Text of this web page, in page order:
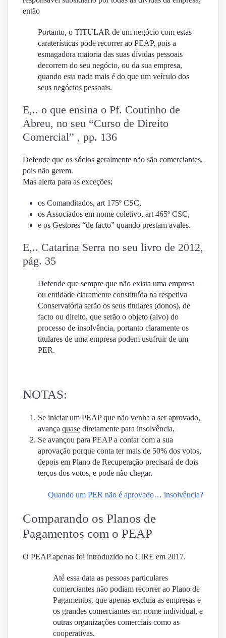
então
Portanto, o TITULAR de um negócio com estas
caraterísticas pode recorrer ao PEAP, pois a
esmagadora maioria das suas dívidas pessoais
decorrem do seu negócio, ou da sua empresa,
quando esta nada mais é do que um veículo dos
seus negócios pessoais.
E,.. o que ensina o Pf. Coutinho de
Abreu, no seu “Curso de Direito
Comercial” , pp. 136
Defende que os sócios geralmente não são comerciantes,
pois não gerem.
Mas alerta para as exceções;
os Comanditados, art 175º CSC,
os Associados em nome coletivo, art 465º CSC,
e os Gestores “de facto” quando prestam avales.
E,.. Catarina Serra no seu livro de 2012,
pág. 35
Defende que sempre que não exista uma empresa
ou entidade claramente constituída na respetiva
Conservatória serão os seus titulares (donos), de
facto ou direito, que serão o objeto (alvo) do
processo de insolvência, portanto claramente os
titulares de uma empresa podem usufruir de um
PER.
NOTAS:
Se iniciar um PEAP que não venha a ser aprovado,
avança quase diretamente para insolvência,
Se avançou para PEAP a contar com a sua
aprovação porque conta ter mais de 50% dos votos,
depois em Plano de Recuperação precisará de dois
terços dos votos, e pode não chegar.
Quando um PER não é aprovado… insolvência?
Comparando os Planos de
Pagamentos com o PEAP
O PEAP apenas foi introduzido no CIRE em 2017.
Até essa data as pessoas particulares
comerciantes não podiam recorrer ao Plano de
Pagamentos, que apenas excluía as empresas e
os grandes comerciantes em nome individual, e
outras organizações comerciais como as
cooperativas.